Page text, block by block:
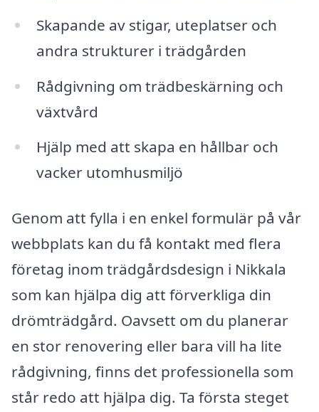
Skapande av stigar, uteplatser och
andra strukturer i trädgården
Rådgivning om trädbeskärning och
växtvård
Hjälp med att skapa en hållbar och
vacker utomhusmiljö
Genom att fylla i en enkel formulär på vår
webbplats kan du få kontakt med flera
företag inom trädgårdsdesign i Nikkala
som kan hjälpa dig att förverkliga din
drömträdgård. Oavsett om du planerar
en stor renovering eller bara vill ha lite
rådgivning, finns det professionella som
står redo att hjälpa dig. Ta första steget